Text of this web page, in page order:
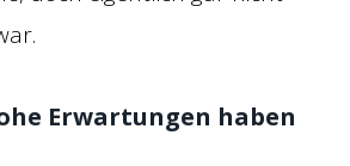
Erwartungen haben